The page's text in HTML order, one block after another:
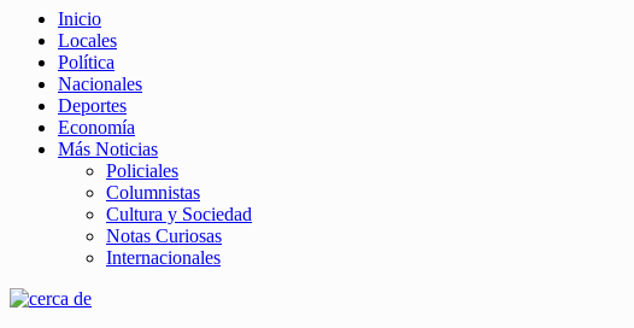
Inicio
Locales
Política
Nacionales
Deportes
Economía
Más Noticias
Policiales
Columnistas
Cultura y Sociedad
Notas Curiosas
Internacionales